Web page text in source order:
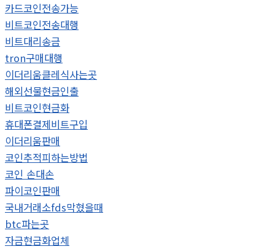
카드코인전송가능
비트코인전송대행
비트대리송금
tron구매대행
이더리움클레식사는곳
해외선물현금인출
비트코인현금화
휴대폰결제비트구입
이더리움판매
코인추적피하는방법
코인 손대손
파이코인판매
국내거래소fds막혔을때
btc파는곳
자금현금화업체